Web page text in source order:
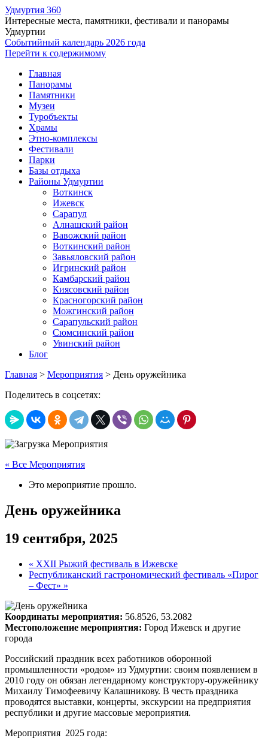
Удмуртия 360
Интересные места, памятники, фестивали и панорамы
Удмуртии
Событийный календарь 2026 года
Перейти к содержимому
Главная
Панорамы
Памятники
Музеи
Туробъекты
Храмы
Этно-комплексы
Фестивали
Парки
Базы отдыха
Районы Удмуртии
Воткинск
Ижевск
Сарапул
Алнашский район
Вавожский район
Воткинский район
Завьяловский район
Игринский район
Камбарский район
Киясовский район
Красногорский район
Можгинский район
Сарапульский район
Сюмсинский район
Увинский район
Блог
Главная > Мероприятия > День оружейника
Поделитесь в соцсетях:
« Все Мероприятия
Это мероприятие прошло.
День оружейника
19 сентября, 2025
« XXII Рыжий фестиваль в Ижевске
Республиканский гастрономический фестиваль «Пирог
– Фест» »
Координаты мероприятия: 56.8526, 53.2082
Местоположение мероприятия: Город Ижевск и другие
города
Российский праздник всех работников оборонной
промышленности «родом» из Удмуртии: своим появлением в
2010 году он обязан легендарному конструктору-оружейнику
Михаилу Тимофеевичу Калашникову. В честь праздника
проводятся выставки, концерты, экскурсии на предприятия
республики и другие массовые мероприятия.
Мероприятия 2025 года: